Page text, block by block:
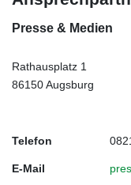
Presse & Medien
Rathausplatz 1
86150 Augsburg
Telefon
E-Mail